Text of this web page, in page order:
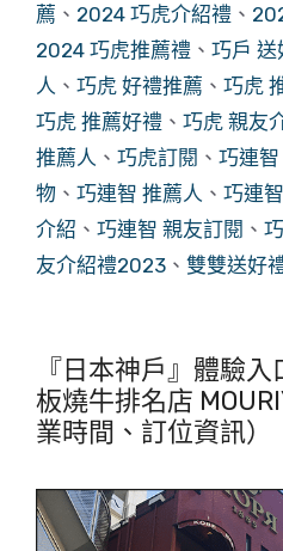
薦 、 2024 巧虎介紹禮 、
2024 巧虎推薦禮 、 巧戶 送
人 、 巧虎 好禮推薦 、 巧虎
巧虎 推薦好禮 、 巧虎 親友
推薦人 、 巧虎訂閱 、 巧連智
物 、 巧連智 推薦人 、 巧連
介紹 、 巧連智 親友訂閱 、
友介紹禮2023 、 雙雙送好
『日本神戶』體驗
板燒牛排名店
業時間、訂位資訊）